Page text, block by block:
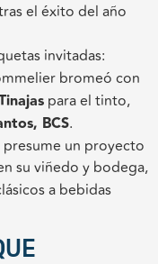
el éxito del año
invitadas:
bromeó con
para el tinto,
BCS.
presume un proyecto
su viñedo y bodega,
a bebidas